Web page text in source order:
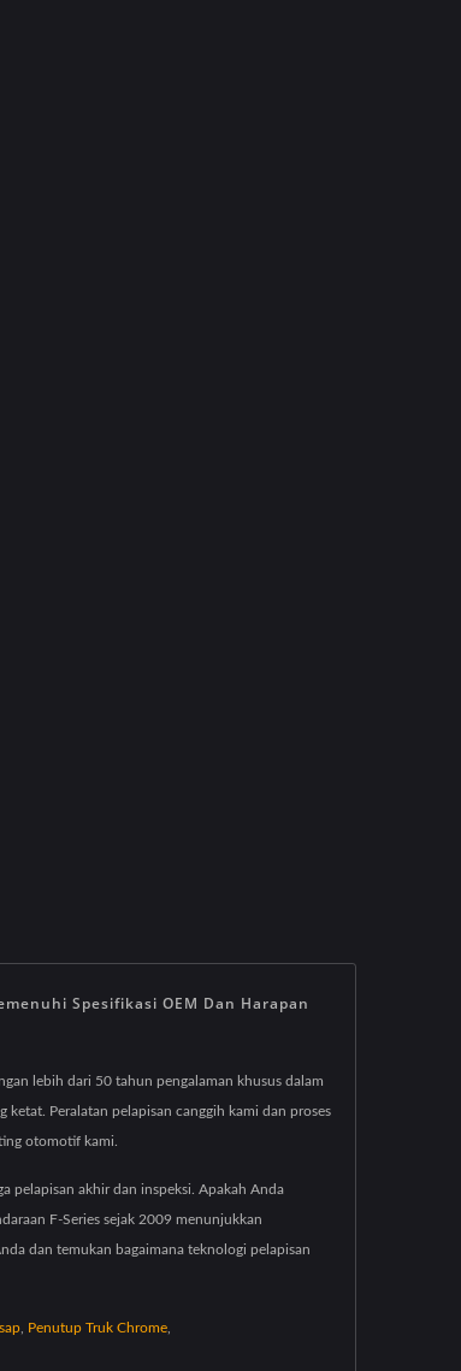
Spesifikasi OEM Dan Harapan
lebih dari 50 tahun pengalaman khusus dalam
Peralatan pelapisan canggih kami dan proses
otomotif kami.
pelapisan akhir dan inspeksi. Apakah Anda
F-Series sejak 2009 menunjukkan
dan temukan bagaimana teknologi pelapisan
Penutup Truk Chrome